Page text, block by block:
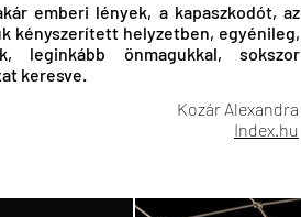
emberi lények, a kapaszkodót, az
kényszerített helyzetben, egyénileg,
leginkább önmagukkal, sokszor
keresve.
Kozár Alexandra
Index.hu